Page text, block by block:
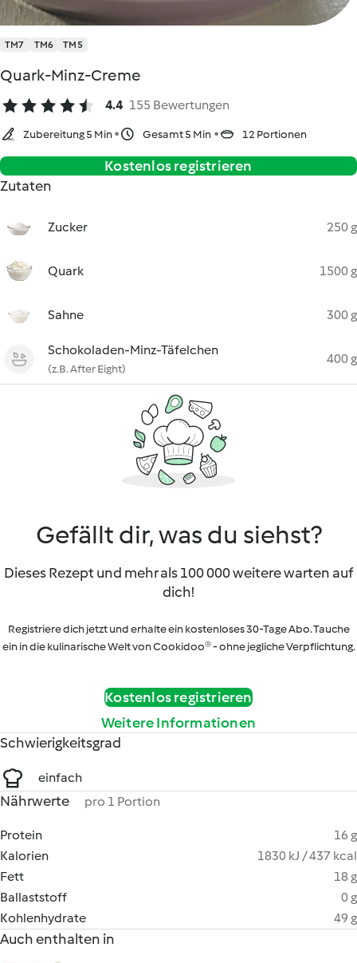
TM7 TM6 TM5
Quark-Minz-Creme
4.4 155 Bewertungen
Zubereitung 5 Min Gesamt 5 Min 12 Portionen
Kostenlos registrieren
Zutaten
Zucker 250 g
Quark 1500 g
Sahne 300 g
Schokoladen-Minz-Täfelchen
(z.B. After Eight)
400 g
Gefällt dir, was du siehst?
Dieses Rezept und mehr als 100 000 weitere warten auf
dich!
Registriere dich jetzt und erhalte ein kostenloses 30-Tage Abo. Tauche
ein in die kulinarische Welt von Cookidoo® - ohne jegliche Verpflichtung.
Kostenlos registrieren
Weitere Informationen
Schwierigkeitsgrad
einfach
Nährwerte pro 1 Portion
Protein
16 g
Kalorien
1830 kJ / 437 kcal
Fett
18 g
Ballaststoff
0 g
Kohlenhydrate
49 g
Auch enthalten in